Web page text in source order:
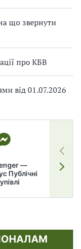
що звернути
про КБВ
від 01.07.2026
—
Публічні